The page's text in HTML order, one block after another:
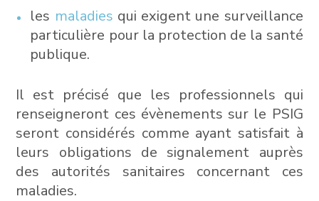
les maladies qui exigent une surveillance
particulière pour la protection de la santé
publique.
Il est précisé que les professionnels qui
renseigneront ces évènements sur le PSIG
seront considérés comme ayant satisfait à
leurs obligations de signalement auprès
des autorités sanitaires concernant ces
maladies.